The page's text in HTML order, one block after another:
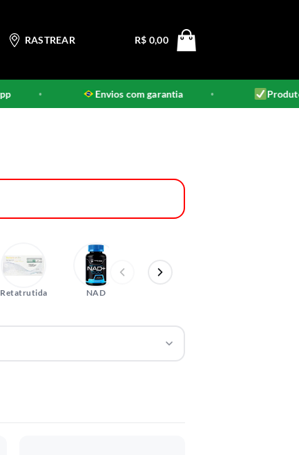
RASTREAR R$ 0,00
Envios com garantia • Produtos 100%
Retatrutida NAD